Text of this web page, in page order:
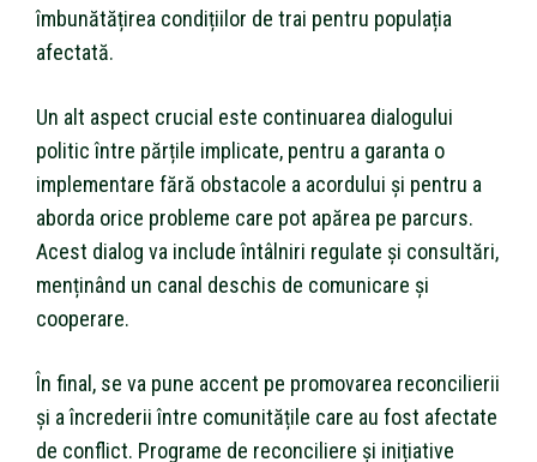
îmbunătățirea condițiilor de trai pentru populația
afectată.
Un alt aspect crucial este continuarea dialogului
politic între părțile implicate, pentru a garanta o
implementare fără obstacole a acordului și pentru a
aborda orice probleme care pot apărea pe parcurs.
Acest dialog va include întâlniri regulate și consultări,
menținând un canal deschis de comunicare și
cooperare.
În final, se va pune accent pe promovarea reconcilierii
și a încrederii între comunitățile care au fost afectate
de conflict. Programe de reconciliere și inițiative